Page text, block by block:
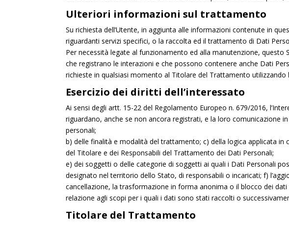
Ulteriori informazioni sul trattamento
Su richiesta dell’Utente, in aggiunta alle informazioni contenute in
riguardanti servizi specifici, o la raccolta ed il trattamento di Dati
Per necessità legate al funzionamento ed alla manutenzione,
che registrano le interazioni e che possono contenere anche Dati
richieste in qualsiasi momento al Titolare del Trattamento
Esercizio dei diritti dell’interessato
Ai sensi degli artt. 15-22 del Regolamento Europeo n. 679/2016,
riguardano, anche se non ancora registrati, e la loro comunicazione
personali;
b) delle finalità e modalità del trattamento; c) della logica applicata
del Titolare e dei Responsabili del Trattamento dei Dati Personali;
e) dei soggetti o delle categorie di soggetti ai quali i Dati Personali
designato nel territorio dello Stato, di responsabili o incaricati; f)
cancellazione, la trasformazione in forma anonima o il blocco dei
relazione agli scopi per i quali i dati sono stati raccolti o
Titolare del Trattamento